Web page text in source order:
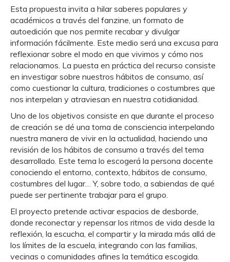
Esta propuesta invita a hilar saberes populares y
académicos a través del fanzine, un formato de
autoedición que nos permite recabar y divulgar
información fácilmente. Este medio será una excusa para
reflexionar sobre el modo en que vivimos y cómo nos
relacionamos. La puesta en práctica del recurso consiste
en investigar sobre nuestros hábitos de consumo, así
como cuestionar la cultura, tradiciones o costumbres que
nos interpelan y atraviesan en nuestra cotidianidad.
Uno de los objetivos consiste en que durante el proceso
de creación se dé una toma de consciencia interpelando
nuestra manera de vivir en la actualidad, haciendo una
revisión de los hábitos de consumo a través del tema
desarrollado. Este tema lo escogerá la persona docente
conociendo el entorno, contexto, hábitos de consumo,
costumbres del lugar… Y, sobre todo, a sabiendas de qué
puede ser pertinente trabajar para el grupo.
El proyecto pretende activar espacios de desborde,
donde reconectar y repensar los ritmos de vida desde la
reflexión, la escucha, el compartir y la mirada más allá de
los límites de la escuela, integrando con las familias,
vecinas o comunidades afines la temática escogida.